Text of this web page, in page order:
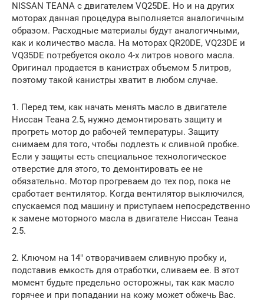
NISSAN TEANA с двигателем VQ25DE. Но и на других
моторах данная процедура выполняется аналогичным
образом. Расходные материалы будут аналогичными,
как и количество масла. На моторах QR20DE, VQ23DE и
VQ35DE потребуется около 4-х литров нового масла.
Оригинал продается в канистрах объемом 5 литров,
поэтому такой канистры хватит в любом случае.
1. Перед тем, как начать менять масло в двигателе
Ниссан Теана 2.5, нужно демонтировать защиту и
прогреть мотор до рабочей температуры. Защиту
снимаем для того, чтобы подлезть к сливной пробке.
Если у защиты есть специальное технологическое
отверстие для этого, то демонтировать ее не
обязательно. Мотор прогреваем до тех пор, пока не
сработает вентилятор. Когда вентилятор выключился,
спускаемся под машину и приступаем непосредственно
к замене моторного масла в двигателе Ниссан Теана
2.5.
2. Ключом на 14″ отворачиваем сливную пробку и,
подставив емкость для отработки, сливаем ее. В этот
момент будьте предельно осторожны, так как масло
горячее и при попадании на кожу может обжечь Вас.